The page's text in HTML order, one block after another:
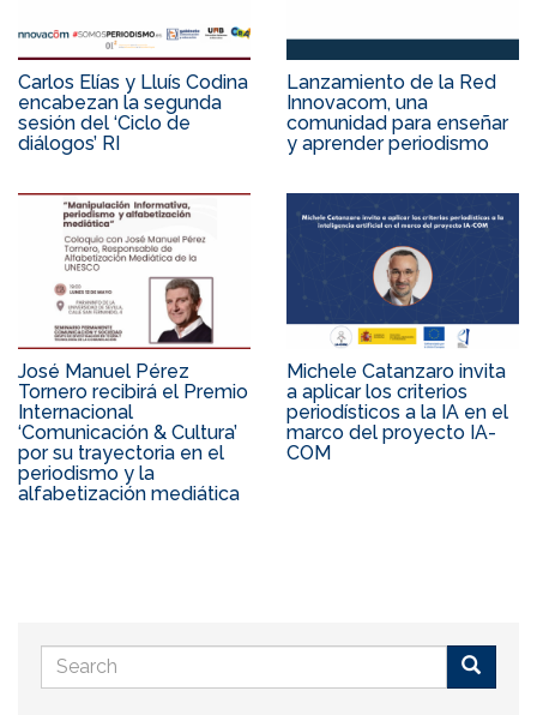
Carlos Elías y Lluís Codina
encabezan la segunda
sesión del ‘Ciclo de
diálogos’ RI
Lanzamiento de la Red
Innovacom, una
comunidad para enseñar
y aprender periodismo
José Manuel Pérez
Tornero recibirá el Premio
Internacional
‘Comunicación & Cultura’
por su trayectoria en el
periodismo y la
alfabetización mediática
Michele Catanzaro invita
a aplicar los criterios
periodísticos a la IA en el
marco del proyecto IA-
COM
Search
form